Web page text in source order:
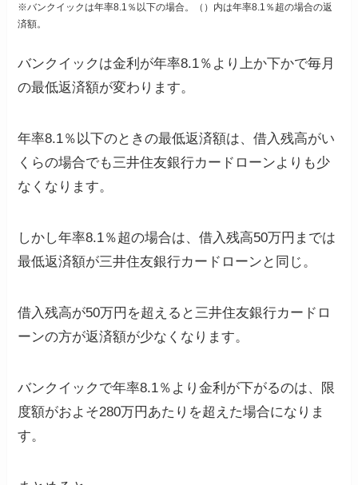
※バンクイックは年率8.1％以下の場合。（）内は年率8.1％超の場合の返
済額。
バンクイックは金利が年率8.1％より上か下かで毎月
の最低返済額が変わります。
年率8.1％以下のときの最低返済額は、借入残高がい
くらの場合でも三井住友銀行カードローンよりも少
なくなります。
しかし年率8.1％超の場合は、借入残高50万円までは
最低返済額が三井住友銀行カードローンと同じ。
借入残高が50万円を超えると三井住友銀行カードロ
ーンの方が返済額が少なくなります。
バンクイックで年率8.1％より金利が下がるのは、限
度額がおよそ280万円あたりを超えた場合になりま
す。